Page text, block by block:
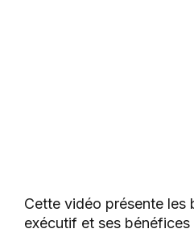
Cette vidéo présente les
exécutif et ses